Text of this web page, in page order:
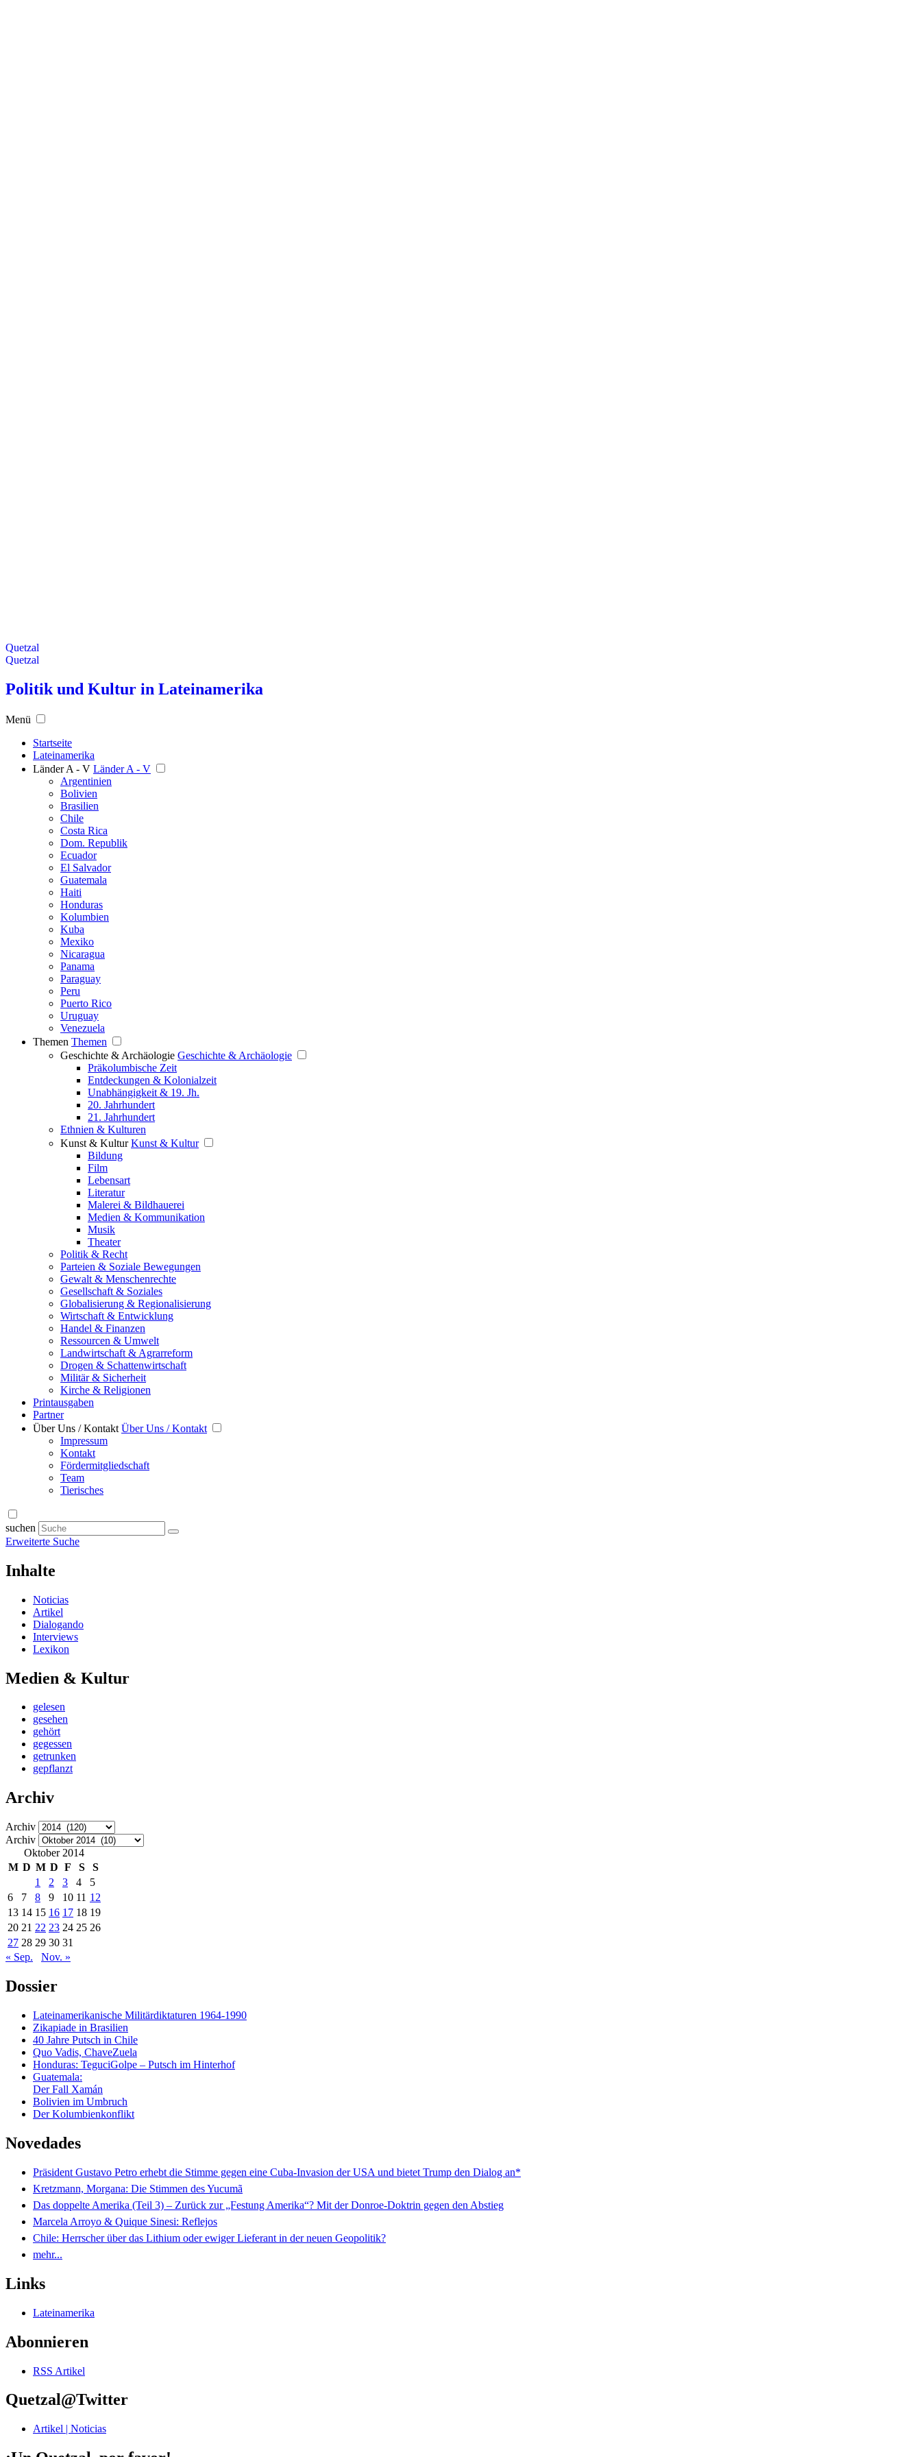
Quetzal
Quetzal
Politik und Kultur in Lateinamerika
Menü
Startseite
Lateinamerika
Länder A - V Länder A - V
Argentinien
Bolivien
Brasilien
Chile
Costa Rica
Dom. Republik
Ecuador
El Salvador
Guatemala
Haiti
Honduras
Kolumbien
Kuba
Mexiko
Nicaragua
Panama
Paraguay
Peru
Puerto Rico
Uruguay
Venezuela
Themen Themen
Geschichte & Archäologie Geschichte & Archäologie
Präkolumbische Zeit
Entdeckungen & Kolonialzeit
Unabhängigkeit & 19. Jh.
20. Jahrhundert
21. Jahrhundert
Ethnien & Kulturen
Kunst & Kultur Kunst & Kultur
Bildung
Film
Lebensart
Literatur
Malerei & Bildhauerei
Medien & Kommunikation
Musik
Theater
Politik & Recht
Parteien & Soziale Bewegungen
Gewalt & Menschenrechte
Gesellschaft & Soziales
Globalisierung & Regionalisierung
Wirtschaft & Entwicklung
Handel & Finanzen
Ressourcen & Umwelt
Landwirtschaft & Agrarreform
Drogen & Schattenwirtschaft
Militär & Sicherheit
Kirche & Religionen
Printausgaben
Partner
Über Uns / Kontakt Über Uns / Kontakt
Impressum
Kontakt
Fördermitgliedschaft
Team
Tierisches
suchen
Erweiterte Suche
Inhalte
Noticias
Artikel
Dialogando
Interviews
Lexikon
Medien & Kultur
gelesen
gesehen
gehört
gegessen
getrunken
gepflanzt
Archiv
Archiv
Archiv
Oktober 2014
M D M D F S
S
1
2 3 4
5
6
7 8 9 10 11 12
13 14 15 16 17 18 19
20 21 22 23 24 25 26
27 28 29 30 31
« Sep.
Nov. »
Dossier
Lateinamerikanische Militärdiktaturen 1964-1990
Zikapiade in Brasilien
40 Jahre Putsch in Chile
Quo Vadis, ChaveZuela
Honduras: TeguciGolpe – Putsch im Hinterhof
Guatemala:
Der Fall Xamán
Bolivien im Umbruch
Der Kolumbienkonflikt
Novedades
Präsident Gustavo Petro erhebt die Stimme gegen eine Cuba-Invasion der USA und bietet Trump den Dialog an*
Kretzmann, Morgana: Die Stimmen des Yucumã
Das doppelte Amerika (Teil 3) – Zurück zur „Festung Amerika“? Mit der Donroe-Doktrin gegen den Abstieg
Marcela Arroyo & Quique Sinesi: Reflejos
Chile: Herrscher über das Lithium oder ewiger Lieferant in der neuen Geopolitik?
mehr...
Links
Lateinamerika
Abonnieren
RSS Artikel
Quetzal@Twitter
Artikel | Noticias